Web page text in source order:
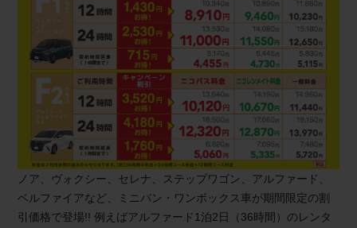
ノア、ヴォクシー、セレナ、ステップワゴン、アルファード、
ベルファイアなど、ミニバン・ワンボックス車が期間限定の割
引価格で登場!! 例えばアルファード1泊2日（36時間）のレンタ